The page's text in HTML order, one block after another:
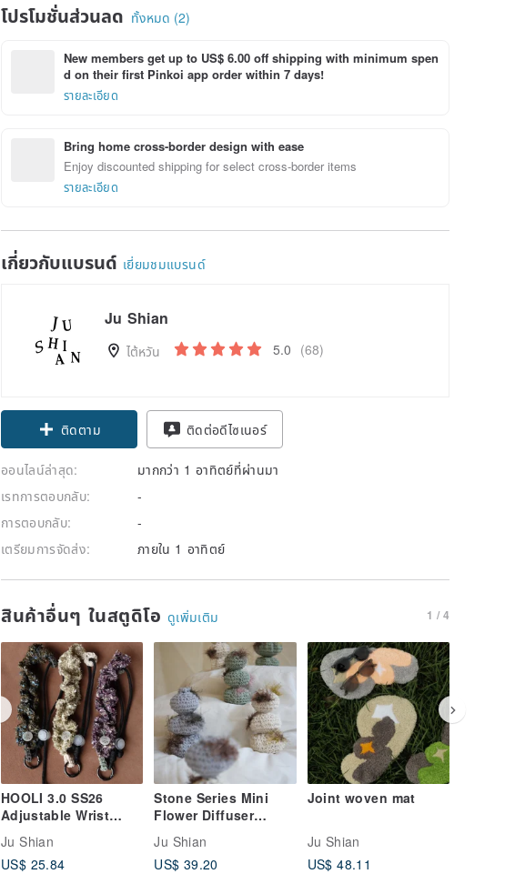
โปรโมชั่นส่วนลด ทั้งหมด (2)
New members get up to US$ 6.00 off shipping with minimum spen
d on their first Pinkoi app order within 7 days!
รายละเอียด
Bring home cross-border design with ease
Enjoy discounted shipping for select cross-border items
รายละเอียด
เกี่ยวกับแบรนด์ เยี่ยมชมแบรนด์
Ju Shian
ไต้หวัน 5.0 (68)
ติดตาม ติดต่อดีไซเนอร์
ออนไลน์ล่าสุด:
มากกว่า 1 อาทิตย์ที่ผ่านมา
เรทการตอบกลับ:
-
การตอบกลับ:
-
เตรียมการจัดส่ง:
ภายใน 1 อาทิตย์
สินค้าอื่นๆ ในสตูดิโอ ดูเพิ่มเติม 1 / 4
HOOLI 3.0 SS26
Adjustable Wrist
Strap | Phone Strap
Ju Shian
US$ 25.84
Stone Series Mini
Flower Diffuser
Stones Il
Ju Shian
US$ 39.20
Joint woven mat
Ju Shian
US$ 48.11